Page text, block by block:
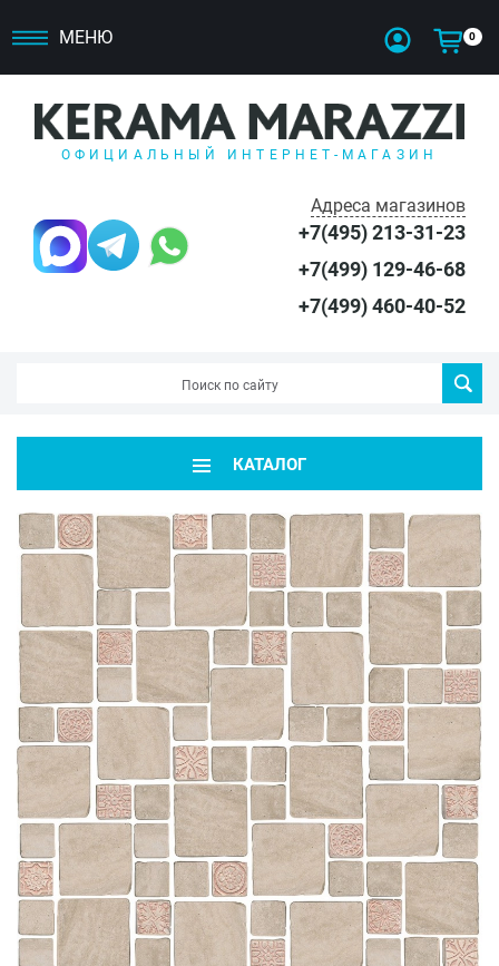
МЕНЮ 0
ОФИЦИАЛЬНЫЙ ИНТЕРНЕТ-МАГАЗИН
Адреса магазинов
+7(495) 213-31-23
+7(499) 129-46-68
+7(499) 460-40-52
КАТАЛОГ